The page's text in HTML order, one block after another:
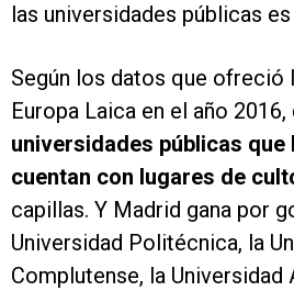
las universidades públicas
Según los datos que ofreció
Europa Laica en el año 2016,
universidades públicas que
cuentan con lugares de
capillas. Y Madrid gana por
Universidad Politécnica, la
Complutense, la Universidad